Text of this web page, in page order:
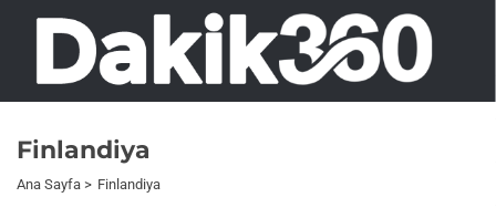
Finlandiya
Ana Sayfa Finlandiya